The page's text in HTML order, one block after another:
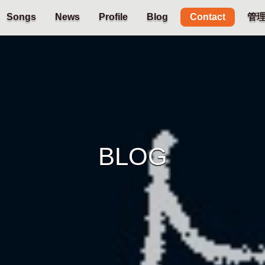
Songs News Profile Blog Contact 管
BLOG